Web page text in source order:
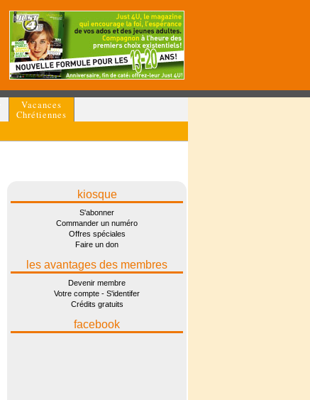
Vacances
Chrétiennes
kiosque
S'abonner
Commander un numéro
Offres spéciales
Faire un don
les avantages des membres
Devenir membre
Votre compte - S'identifer
Crédits gratuits
facebook